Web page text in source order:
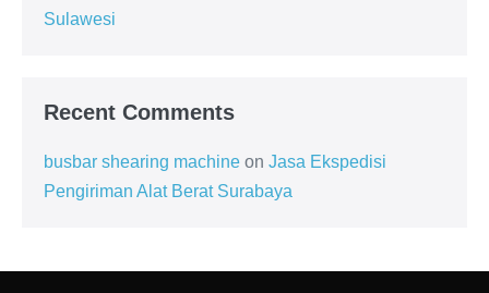
Sulawesi
Recent Comments
busbar shearing machine on Jasa Ekspedisi
Pengiriman Alat Berat Surabaya